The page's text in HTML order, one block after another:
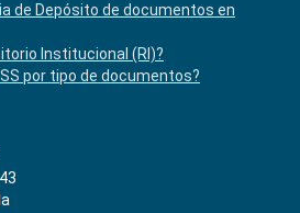
de Depósito de documentos en
Institucional (RI)?
por tipo de documentos?